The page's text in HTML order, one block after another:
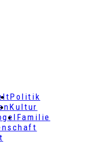
Politik
Kultur
Familie